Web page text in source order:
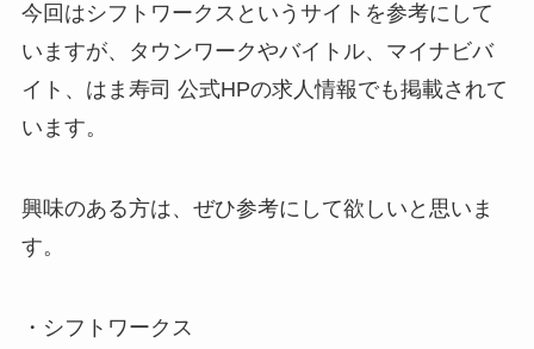
今回はシフトワークスというサイトを参考にして
いますが、タウンワークやバイトル、マイナビバ
イト、はま寿司 公式HPの求人情報でも掲載されて
います。
興味のある方は、ぜひ参考にして欲しいと思いま
す。
・シフトワークス